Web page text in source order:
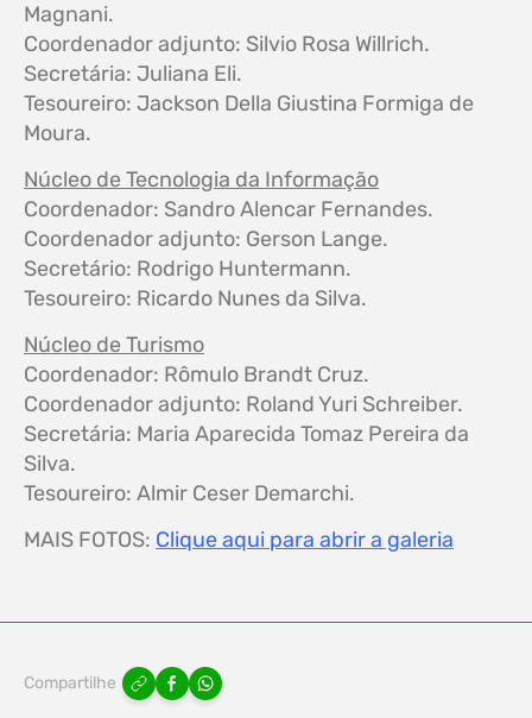
Magnani.
Coordenador adjunto: Silvio Rosa Willrich.
Secretária: Juliana Eli.
Tesoureiro: Jackson Della Giustina Formiga de
Moura.
Núcleo de Tecnologia da Informação
Coordenador: Sandro Alencar Fernandes.
Coordenador adjunto: Gerson Lange.
Secretário: Rodrigo Huntermann.
Tesoureiro: Ricardo Nunes da Silva.
Núcleo de Turismo
Coordenador: Rômulo Brandt Cruz.
Coordenador adjunto: Roland Yuri Schreiber.
Secretária: Maria Aparecida Tomaz Pereira da
Silva.
Tesoureiro: Almir Ceser Demarchi.
MAIS FOTOS: Clique aqui para abrir a galeria
Compartilhe